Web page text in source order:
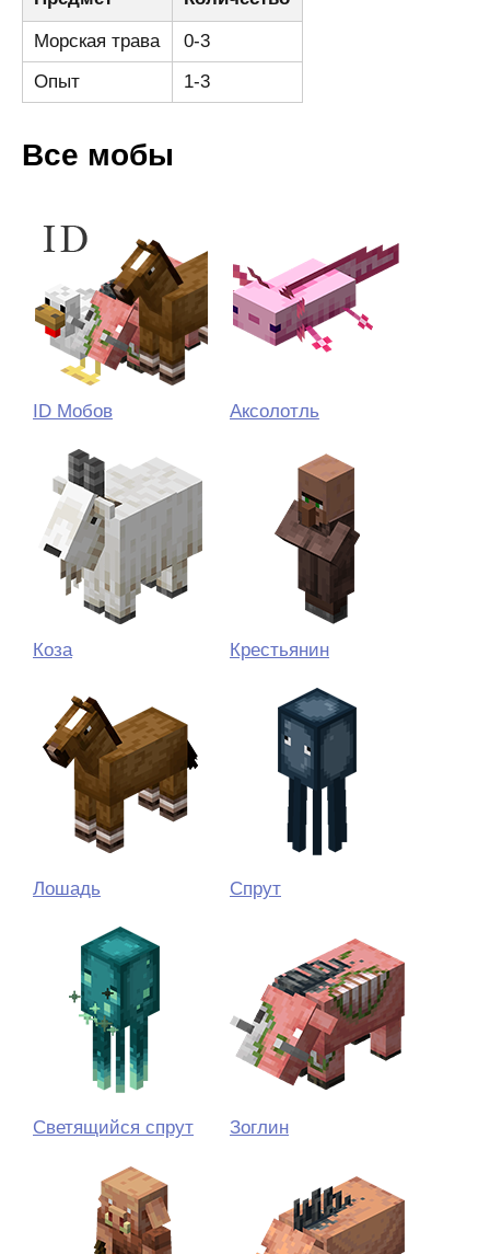
Морская трава
0-3
Опыт
1-3
Все мобы
ID Мобов Аксолотль
Коза Крестьянин
Лошадь Спрут
Светящийся спрут Зоглин